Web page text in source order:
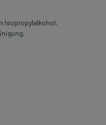
Isopropylalkohol.